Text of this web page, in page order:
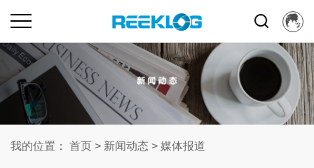
我的位置： 首页 > 新闻动态 > 媒体报道